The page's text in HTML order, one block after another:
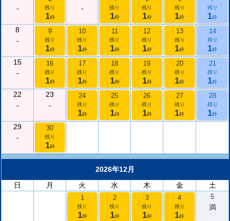
-
残り
1枠
-
残り
1枠
残り
1枠
残り
1枠
残り
1枠
8
-
9
残り
1枠
10
残り
1枠
11
残り
1枠
12
残り
1枠
13
残り
1枠
14
残り
1枠
15
-
16
残り
1枠
17
残り
1枠
18
残り
1枠
19
残り
1枠
20
残り
1枠
21
残り
1枠
22
-
23
-
24
残り
1枠
25
残り
1枠
26
残り
1枠
27
残り
1枠
28
残り
1枠
29
-
30
残り
1枠
2026年12月
日
月 火 水 木 金 土
1
残り
1枠
2
残り
1枠
3
残り
1枠
4
残り
1枠
5
満